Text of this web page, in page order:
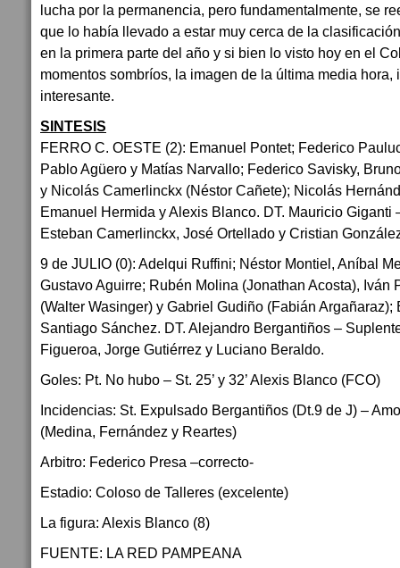
lucha por la permanencia, pero fundamentalmente, se
que lo había llevado a estar muy cerca de la
en la primera parte del año y si bien lo visto hoy en el
momentos sombríos, la imagen de la última media hora,
interesante.
SINTESIS
FERRO C. OESTE (2): Emanuel Pontet; Federico
Pablo Agüero y Matías Narvallo; Federico Savisky,
y Nicolás Camerlinckx (Néstor Cañete); Nicolás
Emanuel Hermida y Alexis Blanco. DT. Mauricio Giganti
Esteban Camerlinckx, José Ortellado y Cristian
9 de JULIO (0): Adelqui Ruffini; Néstor Montiel, Aníbal
Gustavo Aguirre; Rubén Molina (Jonathan Acosta), Iván
(Walter Wasinger) y Gabriel Gudiño (Fabián
Santiago Sánchez. DT. Alejandro Bergantiños –
Figueroa, Jorge Gutiérrez y Luciano Beraldo.
Goles: Pt. No hubo – St. 25’ y 32’ Alexis Blanco (FCO)
Incidencias: St. Expulsado Bergantiños (Dt.9 de J) –
(Medina, Fernández y Reartes)
Arbitro: Federico Presa –correcto-
Estadio: Coloso de Talleres (excelente)
La figura: Alexis Blanco (8)
FUENTE: LA RED PAMPEANA